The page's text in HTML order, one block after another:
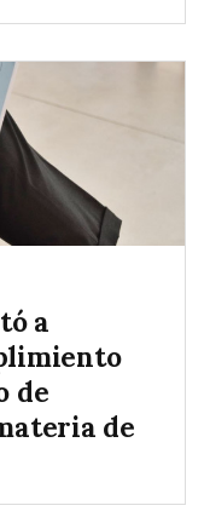
a
de
de